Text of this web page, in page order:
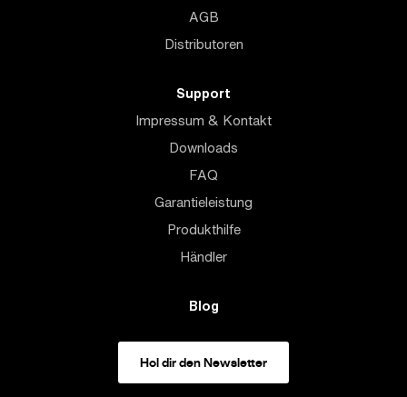
AGB
Distributoren
Support
Impressum & Kontakt
Downloads
FAQ
Garantieleistung
Produkthilfe
Händler
Blog
Hol dir den Newsletter